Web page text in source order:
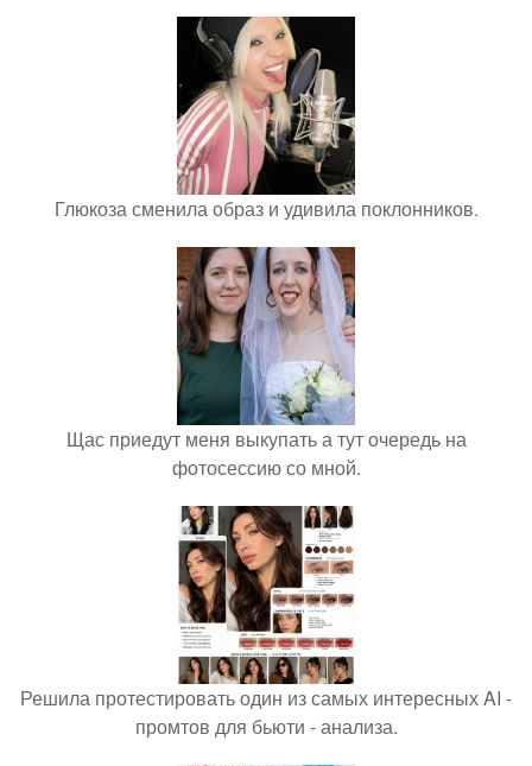
Глюкоза сменила образ и удивила поклонников.
Щас приедут меня выкупать а тут очередь на
фотосессию со мной.
Решила протестировать один из самых интересных AI -
промтов для бьюти - анализа.